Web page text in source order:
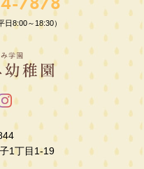
日8:00～18:30）
1丁目1-19